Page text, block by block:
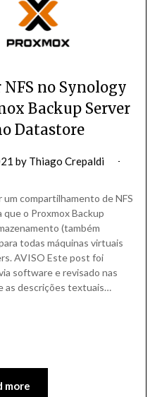
no Synology
Backup Server
Datastore
by Thiago Crepaldi
compartilhamento de NFS
que o Proxmox Backup
(também
todas máquinas virtuais
AVISO Este post foi
software e revisado nas
as descrições textuais…
more